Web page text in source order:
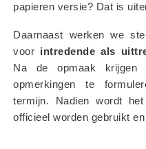
papieren versie? Dat is
Daarnaast werken we
voor intredende als
Na de opmaak krijgen
opmerkingen te
termijn. Nadien wordt
officieel worden gebruikt